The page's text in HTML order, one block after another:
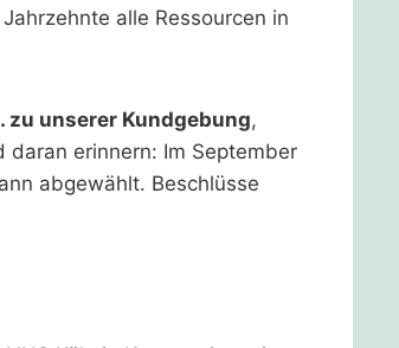
alle Ressourcen in
unserer Kundgebung,
erinnern: Im September
abgewählt. Beschlüsse